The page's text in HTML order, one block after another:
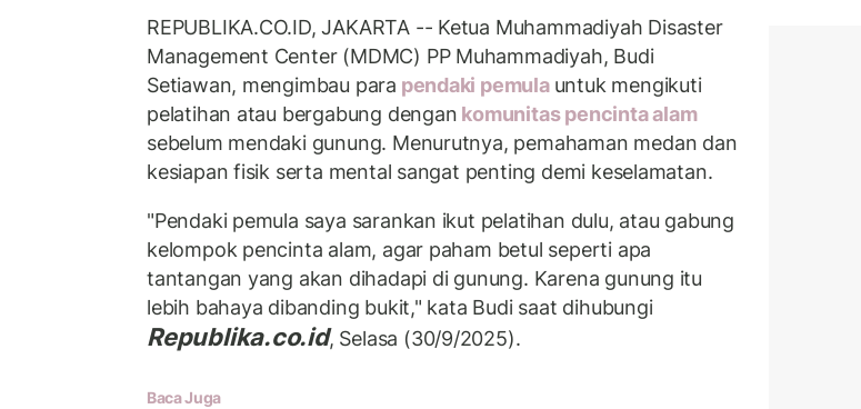
REPUBLIKA.CO.ID, JAKARTA -- Ketua Muhammadiyah Disaster
Management Center (MDMC) PP Muhammadiyah, Budi
Setiawan, mengimbau para pendaki pemula untuk mengikuti
pelatihan atau bergabung dengan komunitas pencinta alam
sebelum mendaki gunung. Menurutnya, pemahaman medan dan
kesiapan fisik serta mental sangat penting demi keselamatan.
"Pendaki pemula saya sarankan ikut pelatihan dulu, atau gabung
kelompok pencinta alam, agar paham betul seperti apa
tantangan yang akan dihadapi di gunung. Karena gunung itu
lebih bahaya dibanding bukit," kata Budi saat dihubungi
Republika.co.id, Selasa (30/9/2025).
Baca Juga